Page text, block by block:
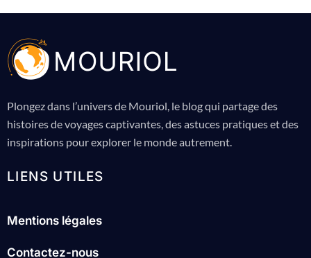
Plongez dans l’univers de Mouriol, le blog qui partage des
histoires de voyages captivantes, des astuces pratiques et des
inspirations pour explorer le monde autrement.
LIENS UTILES
Mentions légales
Contactez-nous